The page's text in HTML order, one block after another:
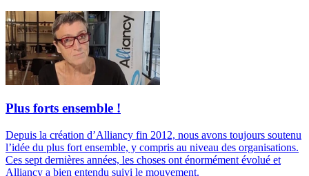
Plus forts ensemble !
Depuis la création d’Alliancy fin 2012, nous avons toujours soutenu
l’idée du plus fort ensemble, y compris au niveau des organisations.
Ces sept dernières années, les choses ont énormément évolué et
Alliancy a bien entendu suivi le mouvement.